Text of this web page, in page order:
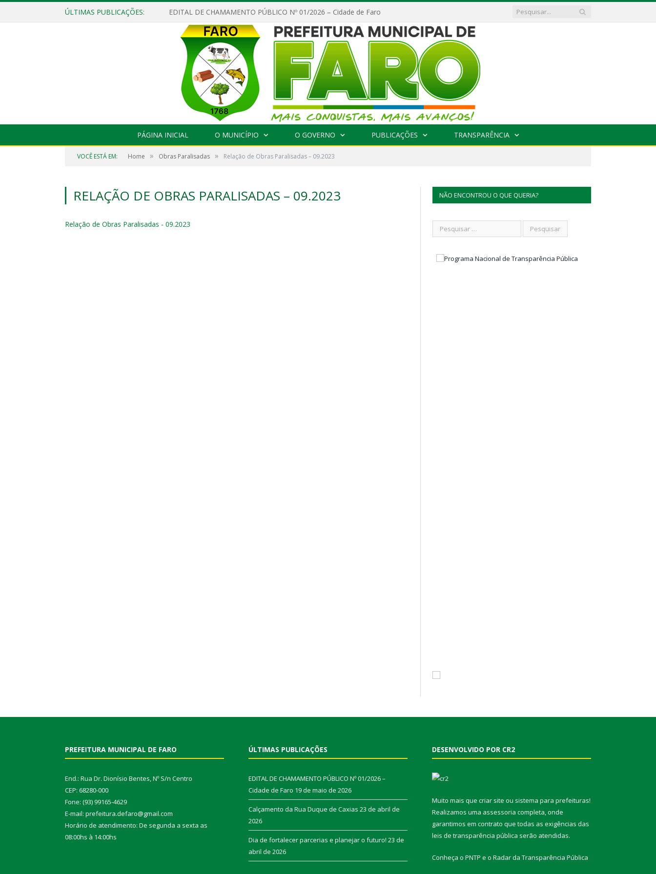
ÚLTIMAS PUBLICAÇÕES: EDITAL DE CHAMAMENTO PÚBLICO Nº 01/2026 – Cidade de Faro
PÁGINA INICIAL O MUNICÍPIO O GOVERNO PUBLICAÇÕES TRANSPARÊNCIA
VOCÊ ESTÁ EM: Home » Obras Paralisadas » Relação de Obras Paralisadas – 09.2023
RELAÇÃO DE OBRAS PARALISADAS – 09.2023
Relação de Obras Paralisadas - 09.2023
NÃO ENCONTROU O QUE QUERIA?
PREFEITURA MUNICIPAL DE FARO
End.: Rua Dr. Dionísio Bentes, Nº S/n Centro
CEP: 68280-000
Fone: (93) 99165-4629
E-mail: prefeitura.defaro@gmail.com
Horário de atendimento: De segunda a sexta as
08:00hs à 14:00hs
ÚLTIMAS PUBLICAÇÕES
EDITAL DE CHAMAMENTO PÚBLICO Nº 01/2026 –
Cidade de Faro 19 de maio de 2026
Calçamento da Rua Duque de Caxias 23 de abril de
2026
Dia de fortalecer parcerias e planejar o futuro! 23 de
abril de 2026
DESENVOLVIDO POR CR2
Muito mais que criar site ou sistema para prefeituras!
Realizamos uma assessoria completa, onde
garantimos em contrato que todas as exigências das
leis de transparência pública serão atendidas.
Conheça o PNTP e o Radar da Transparência Pública